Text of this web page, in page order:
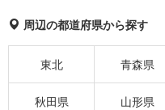
周辺の都道府県から探す
東北 青森県
秋田県 山形県